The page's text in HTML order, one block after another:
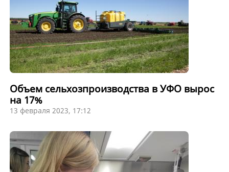
Объем сельхозпроизводства в УФО вырос
на 17%
13 февраля 2023, 17:12